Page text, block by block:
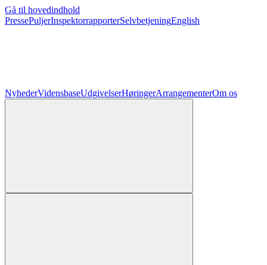
Gå til hovedindhold
PressePuljerInspektorrapporterSelvbetjeningEnglish
NyhederVidensbaseUdgivelserHøringerArrangementerOm os